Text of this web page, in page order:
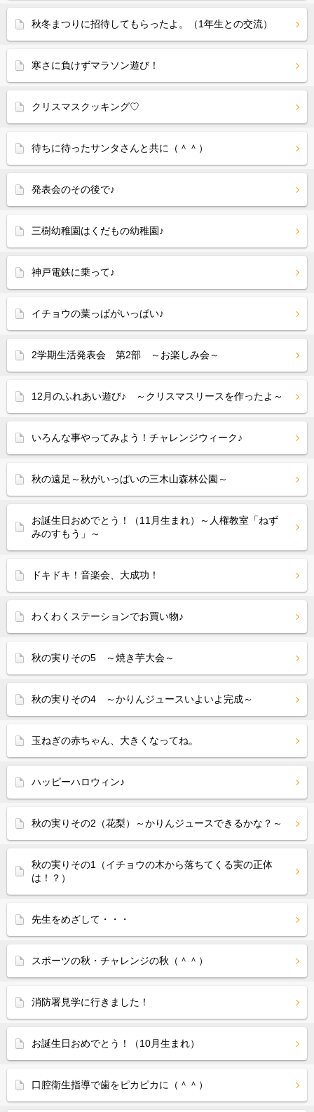
秋冬まつりに招待してもらったよ。（1年生との交流）
寒さに負けずマラソン遊び！
クリスマスクッキング♡
待ちに待ったサンタさんと共に（＾＾）
発表会のその後で♪
三樹幼稚園はくだもの幼稚園♪
神戸電鉄に乗って♪
イチョウの葉っぱがいっぱい♪
2学期生活発表会 第2部 ～お楽しみ会～
12月のふれあい遊び♪ ～クリスマスリースを作ったよ～
いろんな事やってみよう！チャレンジウィーク♪
秋の遠足～秋がいっぱいの三木山森林公園～
お誕生日おめでとう！（11月生まれ）～人権教室「ねず
みのすもう」～
ドキドキ！音楽会、大成功！
わくわくステーションでお買い物♪
秋の実りその5 ～焼き芋大会～
秋の実りその4 ～かりんジュースいよいよ完成～
玉ねぎの赤ちゃん、大きくなってね。
ハッピーハロウィン♪
秋の実りその2（花梨）～かりんジュースできるかな？～
秋の実りその1（イチョウの木から落ちてくる実の正体
は！？）
先生をめざして・・・
スポーツの秋・チャレンジの秋（＾＾）
消防署見学に行きました！
お誕生日おめでとう！（10月生まれ）
口腔衛生指導で歯をピカピカに（＾＾）